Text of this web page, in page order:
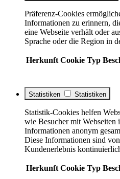
Präferenz-Cookies
Informationen zu erinnern,
eine Webseite verhält oder
Sprache oder die Region in
Herkunft Cookie Typ
Statistiken Statistiken
Statistik-Cookies helfen
wie Besucher mit Webseiten
Informationen anonym
Diese Informationen sind
Kundenerlebnis
Herkunft Cookie Typ